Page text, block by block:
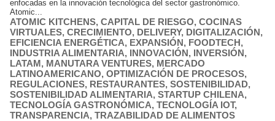
enfocadas en la innovación tecnológica del sector gastronómico.
Atomic...
ATOMIC KITCHENS, CAPITAL DE RIESGO, COCINAS
VIRTUALES, CRECIMIENTO, DELIVERY, DIGITALIZACIÓN,
EFICIENCIA ENERGÉTICA, EXPANSIÓN, FOODTECH,
INDUSTRIA ALIMENTARIA, INNOVACIÓN, INVERSIÓN,
LATAM, MANUTARA VENTURES, MERCADO
LATINOAMERICANO, OPTIMIZACIÓN DE PROCESOS,
REGULACIONES, RESTAURANTES, SOSTENIBILIDAD,
SOSTENIBILIDAD ALIMENTARIA, STARTUP CHILENA,
TECNOLOGÍA GASTRONÓMICA, TECNOLOGÍA IOT,
TRANSPARENCIA, TRAZABILIDAD DE ALIMENTOS